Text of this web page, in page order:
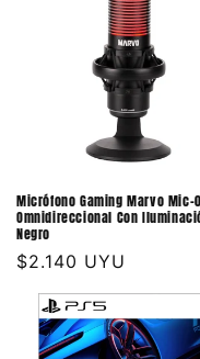
Micrófono Gaming Marvo Mic-
Omnidireccional Con
Negro
Precio
$2.140 UYU